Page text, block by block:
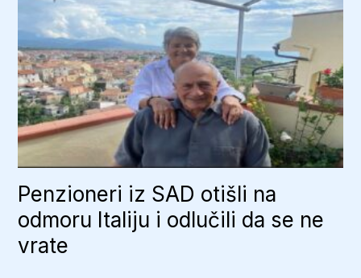
Penzioneri iz SAD otišli na
odmoru Italiju i odlučili da se ne
vrate